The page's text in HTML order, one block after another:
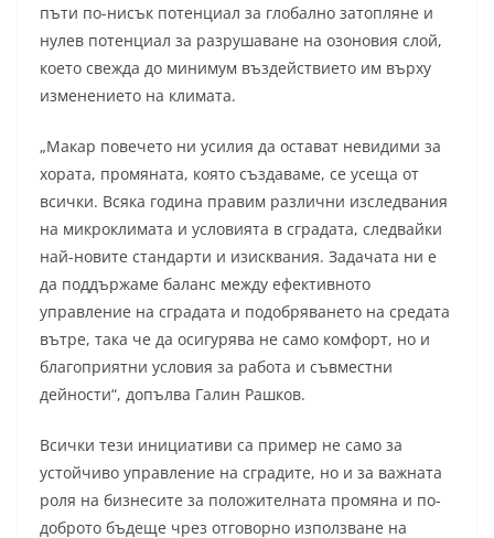
пъти по-нисък потенциал за глобално затопляне и
нулев потенциал за разрушаване на озоновия слой,
което свежда до минимум въздействието им върху
изменението на климата.
„Макар повечето ни усилия да остават невидими за
хората, промяната, която създаваме, се усеща от
всички. Всяка година правим различни изследвания
на микроклимата и условията в сградата, следвайки
най-новите стандарти и изисквания. Задачата ни е
да поддържаме баланс между ефективното
управление на сградата и подобряването на средата
вътре, така че да осигурява не само комфорт, но и
благоприятни условия за работа и съвместни
дейности“, допълва Галин Рашков.
Всички тези инициативи са пример не само за
устойчиво управление на сградите, но и за важната
роля на бизнесите за положителната промяна и по-
доброто бъдеще чрез отговорно използване на